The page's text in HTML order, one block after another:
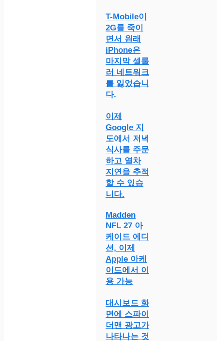
T-Mobile이
2G를 죽이
면서 원래
iPhone은
마지막 셀룰
러 네트워크
를 잃었습니
다.
이제
Google 지
도에서 저녁
식사를 주문
하고 열차
지연을 추적
할 수 있습
니다.
Madden
NFL 27 아
케이드 에디
션, 이제
Apple 아케
이드에서 이
용 가능
대시보드 화
면에 스파이
더맨 광고가
나타나는 것